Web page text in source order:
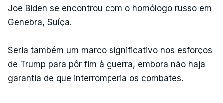
Joe Biden se encontrou com o homólogo russo em
Genebra, Suíça.
Seria também um marco significativo nos esforços
de Trump para pôr fim à guerra, embora não haja
garantia de que interromperia os combates.